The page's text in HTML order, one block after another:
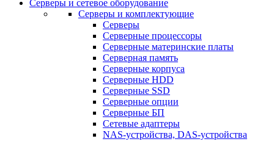
Серверы и сетевое оборудование
Серверы и комплектующие
Серверы
Серверные процессоры
Серверные материнские платы
Серверная память
Серверные корпуса
Серверные HDD
Серверные SSD
Серверные опции
Серверные БП
Сетевые адаптеры
NAS-устройства, DAS-устройства